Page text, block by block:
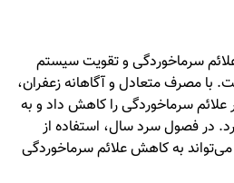
سرماخوردگی و تقویت سیستم
با مصرف متعادل و آگاهانه زعفران،
سرماخوردگی را کاهش داد و به
فصول سرد سال، استفاده از
به کاهش علائم سرماخوردگی